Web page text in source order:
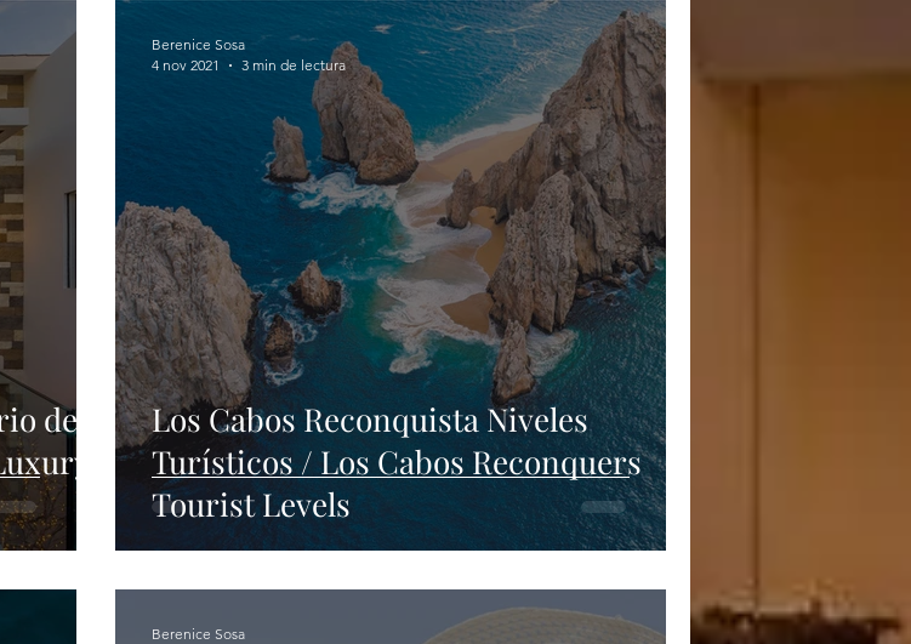
de
Los Cabos Reconquista Niveles
Turísticos / Los Cabos Reconquers
Tourist Levels
Berenice Sosa
4 nov 2021
3 min de lectura
Berenice Sosa